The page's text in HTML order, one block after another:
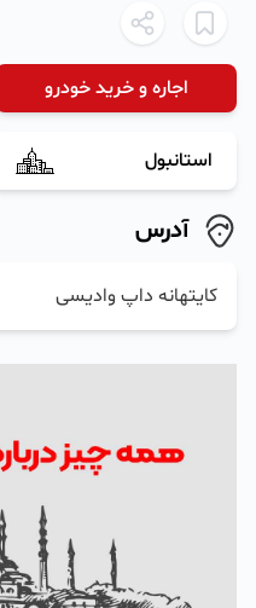
اجاره و خرید خودرو
استانبول
آدرس
کایتهانه داپ وادیسی